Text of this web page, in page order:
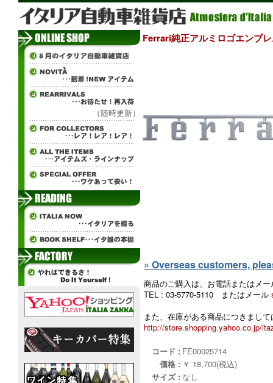
（随時更新）
Ferrari純正アルミロゴエンブ
» Overseas customers,
商品のご購入は、お電話またはメ
TEL : 03-5770-5110 またはメール
また、在庫がある商品につきまし
http://store.shopping.yahoo.co.jp/
コード : FE00025714
価格 : ￥ 18,700(税込)
サイズ : なし